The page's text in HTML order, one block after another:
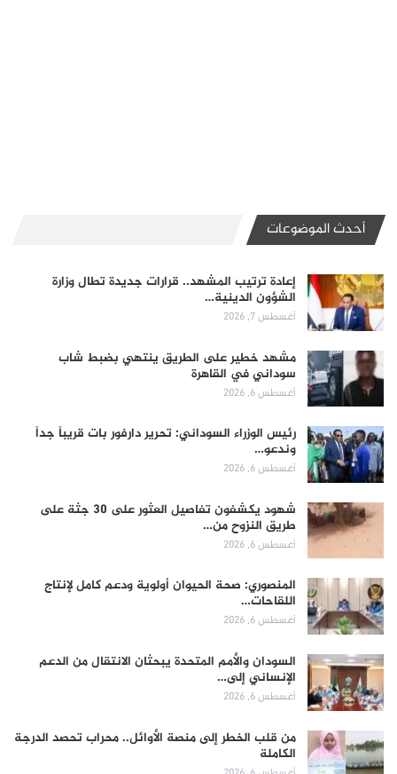
أحدث الموضوعات
إعادة ترتيب المشهد.. قرارات جديدة تطال وزارة
الشؤون الدينية…
أغسطس 7, 2026
مشهد خطير على الطريق ينتهي بضبط شاب
سوداني في القاهرة
أغسطس 6, 2026
رئيس الوزراء السوداني: تحرير دارفور بات قريباً جداً
وندعو…
أغسطس 6, 2026
شهود يكشفون تفاصيل العثور على 30 جثة على
طريق النزوح من…
أغسطس 6, 2026
المنصوري: صحة الحيوان أولوية ودعم كامل لإنتاج
اللقاحات…
أغسطس 6, 2026
السودان والأمم المتحدة يبحثان الانتقال من الدعم
الإنساني إلى…
أغسطس 6, 2026
من قلب الخطر إلى منصة الأوائل.. محراب تحصد الدرجة
الكاملة